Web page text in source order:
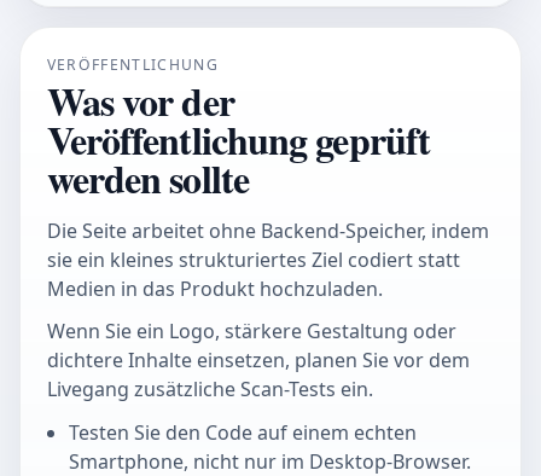
VERÖFFENTLICHUNG
Was vor der
Veröffentlichung geprüft
werden sollte
Die Seite arbeitet ohne Backend-Speicher, indem
sie ein kleines strukturiertes Ziel codiert statt
Medien in das Produkt hochzuladen.
Wenn Sie ein Logo, stärkere Gestaltung oder
dichtere Inhalte einsetzen, planen Sie vor dem
Livegang zusätzliche Scan-Tests ein.
Testen Sie den Code auf einem echten
Smartphone, nicht nur im Desktop-Browser.